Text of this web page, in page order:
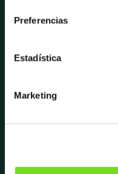
Preferencias
Estadística
Marketing
Suscríbete
próximos
Apúntate a